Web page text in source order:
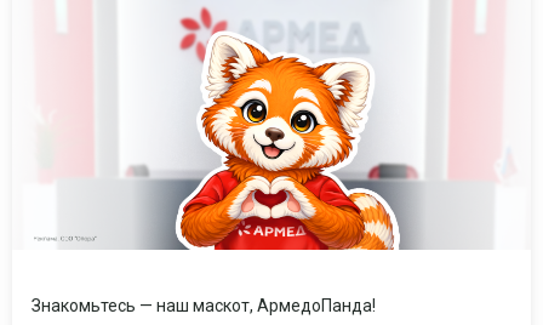
Знакомьтесь — наш маскот, АрмедоПанда!